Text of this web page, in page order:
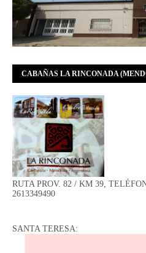
CABAÑAS LA RINCONADA
RUTA PROV. 82 / KM 39,
2613349490
SANTA TERESA: